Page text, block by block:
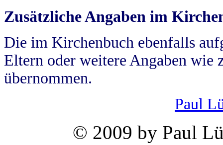
Zusätzliche Angaben im
Die im Kirchenbuch ebenfalls
Eltern oder weitere Angaben wie
übernommen.
Paul
© 2009 by Paul